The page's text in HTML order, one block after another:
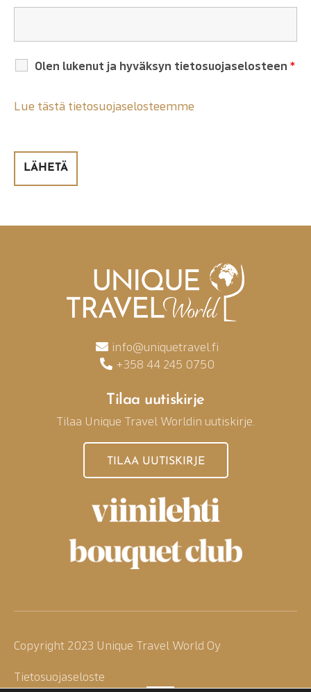
Olen lukenut ja hyväksyn tietosuojaselosteen *
Lue tästä tietosuojaselosteemme
info@uniquetravel.fi
+358 44 245 0750
Tilaa uutiskirje
Tilaa Unique Travel Worldin uutiskirje.
TILAA UUTISKIRJE
Copyright 2023 Unique Travel World Oy
Tietosuojaseloste